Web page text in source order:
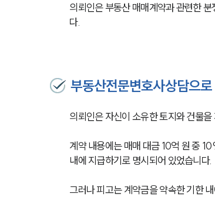
의뢰인은 부동산 매매계약과 관련한
다.
부동산전문변호사상담으
의뢰인은 자신이 소유한 토지와 건물
계약 내용에는 매매 대금 10억 원 중
내에 지급하기로 명시되어 있었습니다.
그러나 피고는 계약금을 약속한 기한